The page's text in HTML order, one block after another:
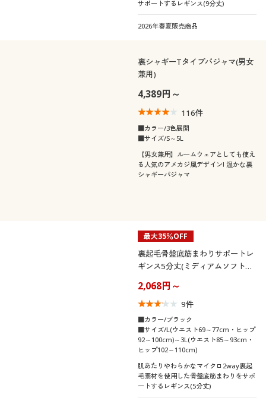
サポートするレギンス(9分丈)
2026年春夏販売商品
裏シャギーTタイプパジャマ(男女
兼用)
4,389円～
116件
■カラー/3色展開
■サイズ/S～5L
【男女兼用】ルームウェアとしても使え
る人気のアメカジ風デザイン! 温かな裏
シャギーパジャマ
最大35％OFF
裏起毛骨盤底筋まわりサポートレ
ギンス5分丈(ミディアムソフトタ
2,068円～
9件
■カラー/ブラック
■サイズ/L(ウエスト69～77cm・ヒップ
92～100cm)～3L(ウエスト85～93cm・
ヒップ102～110cm)
肌あたりやわらかなマイクロ2way裏起
毛素材を使用した骨盤底筋まわりをサポ
ートするレギンス(5分丈)